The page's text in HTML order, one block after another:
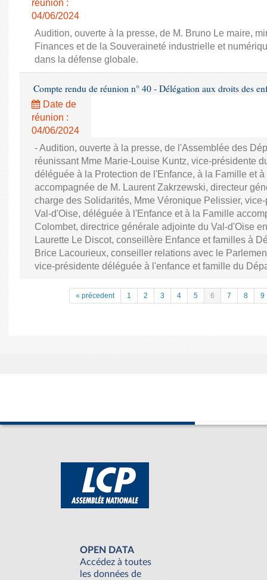
réunion :
04/06/2024
Audition, ouverte à la presse, de M. Bruno Le maire,
Finances et de la Souveraineté industrielle et
dans la défense globale.
Compte rendu de réunion n° 40 - Délégation aux droits des
Date de
réunion :
04/06/2024
- Audition, ouverte à la presse, de l'Assemblée des
réunissant Mme Marie-Louise Kuntz, vice-présidente
déléguée à la Protection de l'Enfance, à la Famille et
accompagnée de M. Laurent Zakrzewski, directeur
charge des Solidarités, Mme Véronique Pelissier,
Val-d'Oise, déléguée à l'Enfance et à la Famille
Colombet, directrice générale adjointe du Val-d'Oise
Laurette Le Discot, conseillère Enfance et familles à
Brice Lacourieux, conseiller relations avec le
vice-présidente déléguée à l'enfance et famille du
« précedent 1 2 3 4 5 6 7 8 9
OPEN DATA
Accédez à toutes
les données de